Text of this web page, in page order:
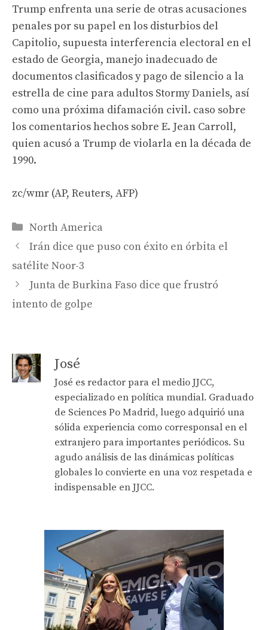
Trump enfrenta una serie de otras acusaciones
penales por su papel en los disturbios del
Capitolio, supuesta interferencia electoral en el
estado de Georgia, manejo inadecuado de
documentos clasificados y pago de silencio a la
estrella de cine para adultos Stormy Daniels, así
como una próxima difamación civil. caso sobre
los comentarios hechos sobre E. Jean Carroll,
quien acusó a Trump de violarla en la década de
1990.
zc/wmr (AP, Reuters, AFP)
Categories
North America
Irán dice que puso con éxito en órbita el
satélite Noor-3
Junta de Burkina Faso dice que frustró
intento de golpe
José
José es redactor para el medio JJCC,
especializado en política mundial. Graduado
de Sciences Po Madrid, luego adquirió una
sólida experiencia como corresponsal en el
extranjero para importantes periódicos. Su
agudo análisis de las dinámicas políticas
globales lo convierte en una voz respetada e
indispensable en JJCC.